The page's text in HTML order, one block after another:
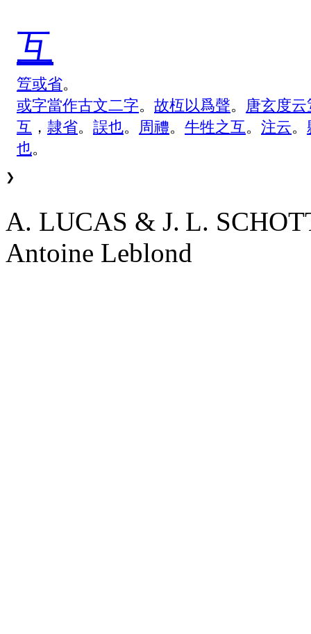
互
䇘或省。
或字當作古文二字。 故枑以爲聲。 唐玄度云
互 ， 隷省。 誤也。 周禮。 牛牲之互。 注云。
也。
❯
A. LUCAS & J. L.
Antoine Leblond